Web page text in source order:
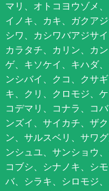
マリ、オトコヨウゾメ
イノキ、カキ、ガクア
シワ、カシワバアジサ
カラタチ、カリン、カ
ゲ、キソケイ、キハダ
ンシバイ、クコ、クサ
キ、クリ、クロモジ、
コデマリ、コナラ、コ
ンズイ、サイカチ、ザ
ン、サルスベリ、サワ
ンシュユ、サンショウ
コブシ、シナノキ、シ
バ、シラキ、シロモジ